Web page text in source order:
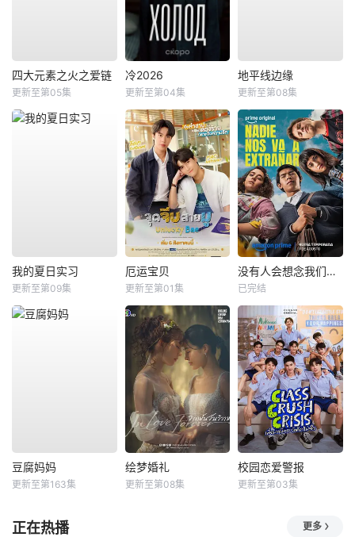
四大元素之火之爱链
更新至第05集
冷2026
更新至第04集
地平线边缘
更新至第08集
我的夏日实习
更新至第09集
厄运宝贝
更新至第01集
没有人会想念我们第二季
已完结
豆腐妈妈
更新至第163集
绘梦婚礼
更新至第08集
校园恋爱警报
更新至第03集
正在热播 更多